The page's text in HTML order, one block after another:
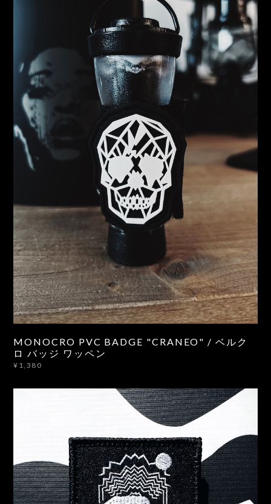
MONOCRO PVC BADGE "CRANEO" / ベルク
ロ バッジ ワッペン
¥1,380